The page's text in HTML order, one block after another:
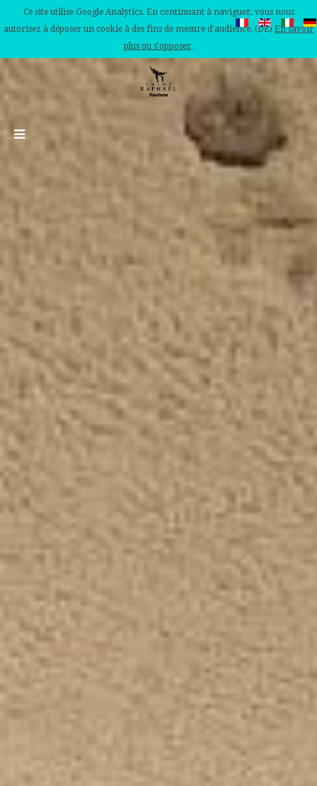
Ce site utilise Google Analytics. En continuant à naviguer, vous nous
autorisez à déposer un cookie à des fins de mesure d'audience. (DE) En savoir
plus ou s'opposer.